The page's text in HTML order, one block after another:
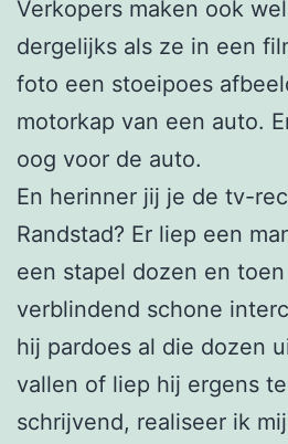
Verkopers maken ook
dergelijks als ze in een
foto een stoeipoes
motorkap van een auto.
oog voor de auto.
En herinner jij je de tv-
Randstad? Er liep een
een stapel dozen en
verblindend schone
hij pardoes al die dozen
vallen of liep hij ergens
schrijvend, realiseer ik